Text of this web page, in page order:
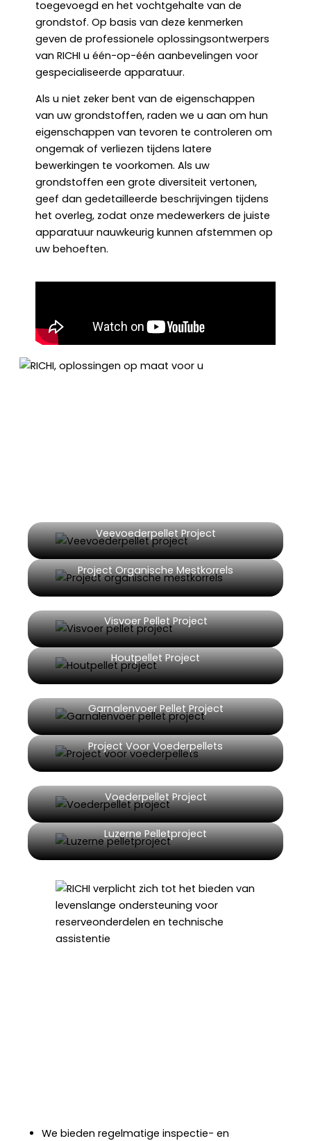
toegevoegd en het vochtgehalte van de
grondstof. Op basis van deze kenmerken
geven de professionele oplossingsontwerpers
van RICHI u één-op-één aanbevelingen voor
gespecialiseerde apparatuur.
Als u niet zeker bent van de eigenschappen
van uw grondstoffen, raden we u aan om hun
eigenschappen van tevoren te controleren om
ongemak of verliezen tijdens latere
bewerkingen te voorkomen. Als uw
grondstoffen een grote diversiteit vertonen,
geef dan gedetailleerde beschrijvingen tijdens
het overleg, zodat onze medewerkers de juiste
apparatuur nauwkeurig kunnen afstemmen op
uw behoeften.
Biomassaproductielijn Breker Showcase
Veevoederpellet Project
Project Organische Mestkorrels
Visvoer Pellet Project
Houtpellet Project
Garnalenvoer Pellet Project
Project Voor Voederpellets
Voederpellet Project
Luzerne Pelletproject
We bieden regelmatige inspectie- en